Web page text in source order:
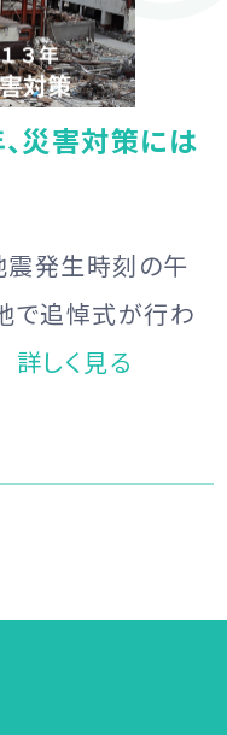
災害対策には
震発生時刻の午
で追悼式が行わ
詳しく見る